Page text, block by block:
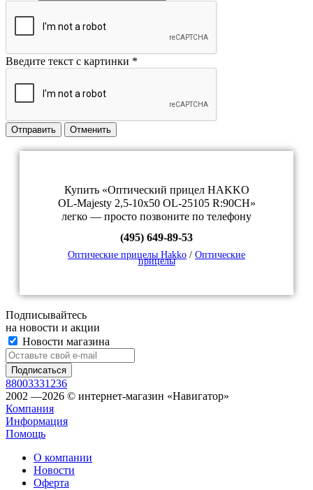
Введите текст с картинки *
Отправить Отменить
Купить «Оптический прицел HAKKO
OL-Majesty 2,5-10x50 OL-25105 R:90CH»
легко — просто позвоните по телефону
(495) 649-89-53
Оптические прицелы Hakko / Оптические
прицелы
Подписывайтесь
на новости и акции
Новости магазина
88003331236
2002 —2026 © интернет-магазин «Навигатор»
Компания
Информация
Помощь
О компании
Новости
Оферта